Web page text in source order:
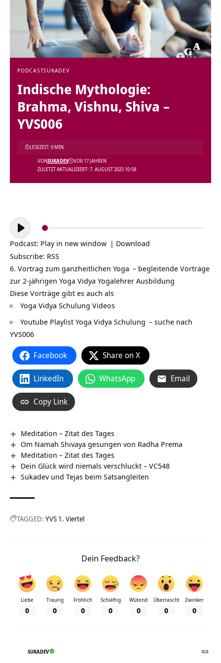
PODCASTSUKADEV
Indische Mythologie:
Brahma, Vishnu, Shiva –
YVS006
ZULETZT AKTUALISIERT: 7. AUGUST 2025 10:58
VONSUKADEV VOR 17 JAHREN
LESEZEIT: 0 MIN
Audio-
Player
Podcast: Play in new window | Download
Subscribe: RSS
6. Vortrag zum ganzheitlichen Yoga – begleitende Vorträge
zur 2-jährigen Yoga Vidya Yogalehrer Ausbildung
Diese Vorträge gibt es auch als
Yoga Vidya Schulung Videos
Youtube Playlist Yoga Vidya Schulung – suche nach
YVS006
Facebook Share on X
LinkedIn WhatsApp Email
Copy Link
Meditation – Zitat des Tages
Om Namah Shivaya gesungen von Radha Prema
Meditation – Zitat des Tages
Dein Glück wird niemals verschluckt – VC548
Sukadev und Tejas beim Satsangleiten
TAGGED: YVS 1. Viertel
Dein Feedback?
Liebe
0
Traurig
0
Fröhlich
0
Schläfrig
0
Wütend
0
Überrascht
0
Zwinker
0
SUKADEV